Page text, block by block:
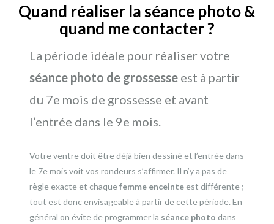
Quand réaliser la séance photo &
quand me contacter ?
La période idéale pour réaliser votre
séance photo de grossesse est à partir
du 7e mois de grossesse et avant
l’entrée dans le 9e mois.
Votre ventre doit être déjà bien dessiné et l’entrée dans
le 7e mois voit vos rondeurs s’affirmer. Il n’y a pas de
règle exacte et chaquefemme enceinte est différente ;
tout est donc envisageable à partir de cette période. En
général on évite de programmer la séance photo dans